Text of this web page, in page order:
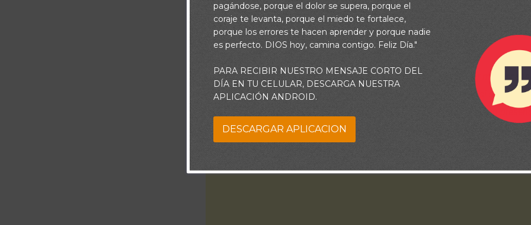
Jehová será refugio del pobre, Refugio para el tiempo de angustia. En ti
conocen tu nombre, Por cuanto tú, oh Jehová, no desamparaste a los que
(Salmos 9:9-10)
Señor, Eres mi refugio seguro en la tormenta. Ayúdame a encontrar mi
vaya a la batalla contra todos los que se oponen a mí. No importa si mis
finanzas, las relaciones, la salud o la obediencia, porque sé que por su
nunca enfrentaré estos desafíos solo. Dependo de Tu fuerza, no de la
pagándose, porque el dolor se supera, porque el
coraje te levanta, porque el miedo te fortalece,
porque los errores te hacen aprender y porque nadie
es perfecto. DIOS hoy, camina contigo. Feliz Día."
PARA RECIBIR NUESTRO MENSAJE CORTO DEL
DÍA EN TU CELULAR, DESCARGA NUESTRA
APLICACIÓN ANDROID.
DESCARGAR APLICACION